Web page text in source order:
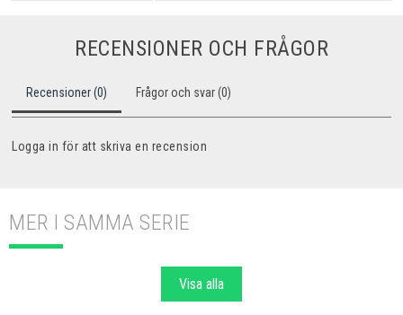
RECENSIONER OCH FRÅGOR
Recensioner (0) Frågor och svar (0)
Logga in för att skriva en recension
MER I SAMMA SERIE
Visa alla